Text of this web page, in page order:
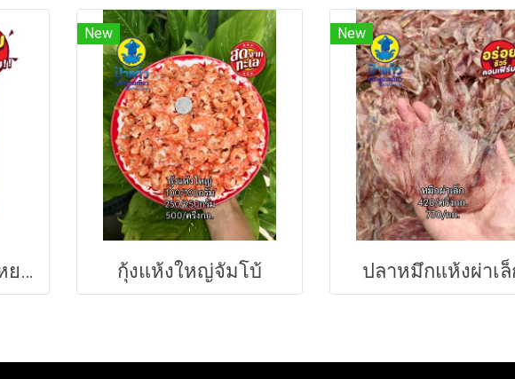
ปลาหมึกเชอรี่ หมึกหยองเชอรี่
New
กุ้งแห้งใหญ่จัมโบ้
New
ปลาหมึกแห้งผ่าเล็